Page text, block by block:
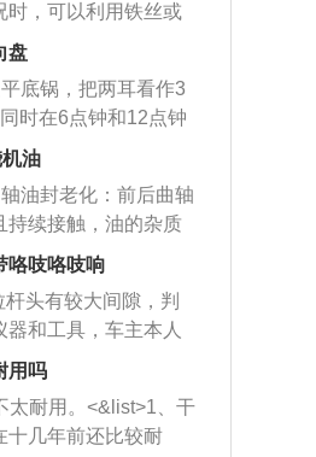
时，可以利用铁丝或
杂物给取出来，如果
，也可以采取应急措
接利用木棍将所有的
面的位置处，然后将
就可以将堵塞的东
是因为积碳过多引起
三元催化器泡在草酸
到解决，将清洗剂
油混合后，车辆启
油一起进入到燃烧
排出，就可以让三元
排气管堵塞的情况就
盘
底锅，把两耳看作3
时在6点钟和12点钟
<&list>2、双手握住
右同样也要打相同的
最后强调要反复练
肌肉记忆，在真实
要记忆也能打好方
油
油封老化：前后曲轴
持续接触，油的杂质
度变化使其密封效果
油或漏油。<&list>2、
碳会使活塞环与缸体
机油流入燃烧室中，
、机油粘度。使用
，同样会有烧机油现
有很好的流动性，
咯吱咯吱响
头有较大间隙，判
器和工具，车主本人
车辆送到修理厂或4s
轴套管防尘罩破
油现象，使半轴磨
容易损坏，产生异
用吗
太耐用。<&list>1、干
十几年前还比较耐